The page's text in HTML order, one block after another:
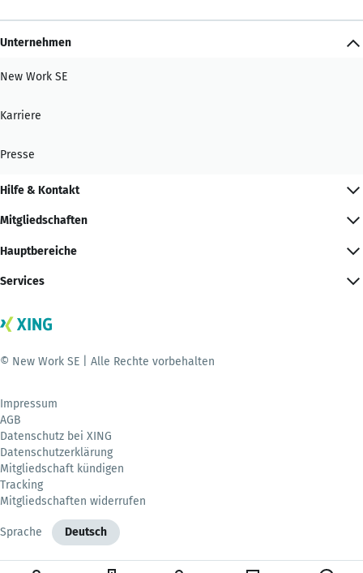
Unternehmen
New Work SE
Karriere
Presse
Hilfe & Kontakt
Mitgliedschaften
Hauptbereiche
Services
© New Work SE | Alle Rechte vorbehalten
Impressum
AGB
Datenschutz bei XING
Datenschutzerklärung
Mitgliedschaft kündigen
Tracking
Mitgliedschaften widerrufen
Sprache Deutsch